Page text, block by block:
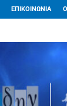
ΕΠΙΚΟΙΝΩΝΙΑ